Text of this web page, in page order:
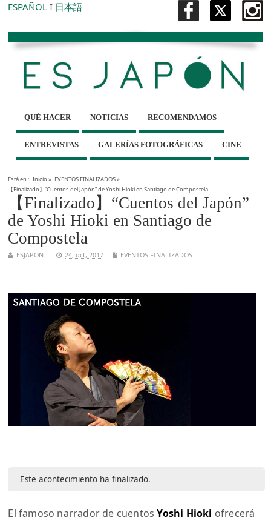
ESPAÑOL I 日本語
QUÉ HACER NOTICIAS RECOMENDAMOS
ENTREVISTAS GALERÍAS FOTOGRÁFICAS CINE
Está en : Inicio» EVENTOS FINALIZADOS»
【Finalizado】“Cuentos del Japón” de Yoshi Hioki en Santiago de Compostela
【Finalizado】“Cuentos del Japón”
de Yoshi Hioki en Santiago de
Compostela
ESJAPON 24, oct, 2017 EVENTOS FINALIZADOS
Este acontecimiento ha finalizado.
El famoso narrador de cuentosYoshi Hioki ofrecerá